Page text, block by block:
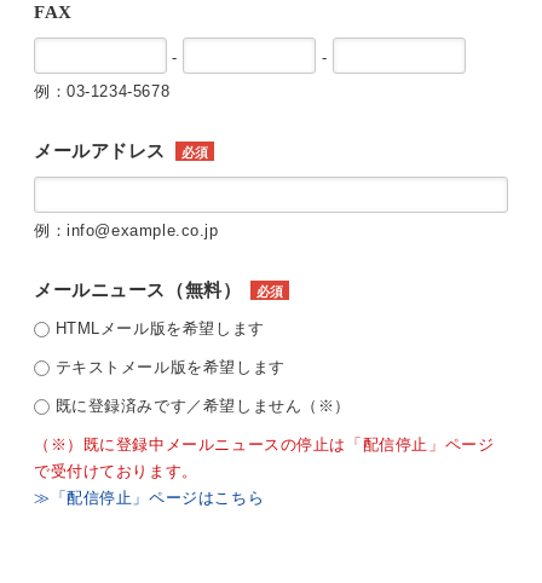
FAX
-
-
例：03-1234-5678
メールアドレス 必須
例：info@example.co.jp
メールニュース（無料） 必須
HTMLメール版を希望します
テキストメール版を希望します
既に登録済みです／希望しません（※）
（※）既に登録中メールニュースの停止は「配信停止」ページ
で受付けております。
≫「配信停止」ページはこちら